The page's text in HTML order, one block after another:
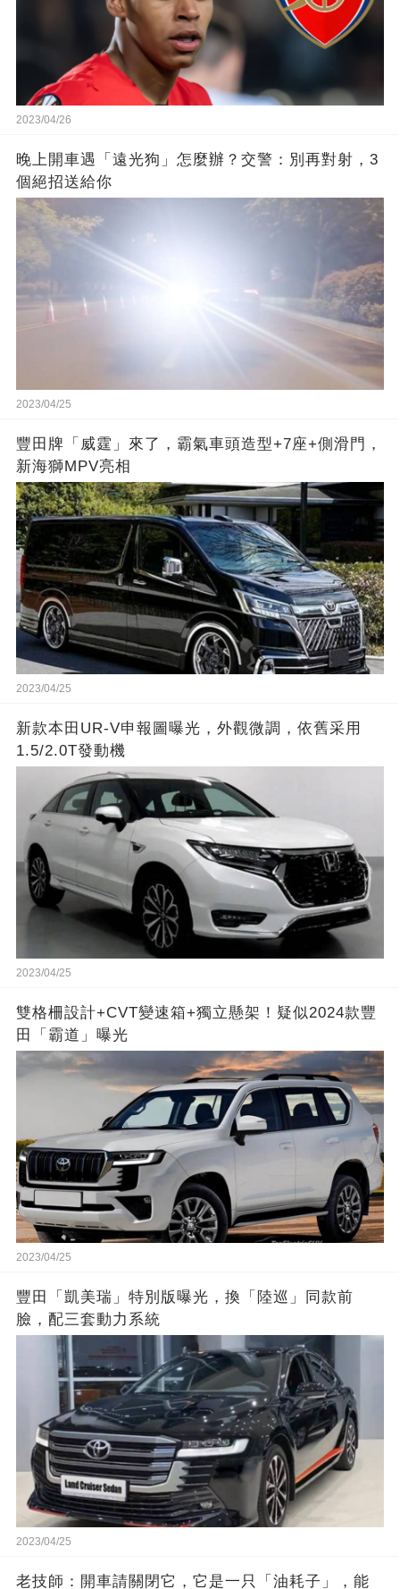
2023/04/26
晚上開車遇「遠光狗」怎麼辦？交警：別再對射，3
個絕招送給你
2023/04/25
豐田牌「威霆」來了，霸氣車頭造型+7座+側滑門，
新海獅MPV亮相
2023/04/25
新款本田UR-V申報圖曝光，外觀微調，依舊采用
1.5/2.0T發動機
2023/04/25
雙格柵設計+CVT變速箱+獨立懸架！疑似2024款豐
田「霸道」曝光
2023/04/25
豐田「凱美瑞」特別版曝光，換「陸巡」同款前
臉，配三套動力系統
2023/04/25
老技師：開車請關閉它，它是一只「油耗子」，能